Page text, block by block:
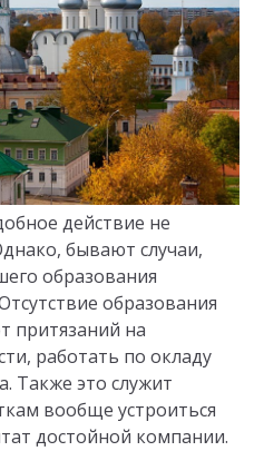
действие не
бывают случаи,
образования
образования
притязаний на
работать по окладу
Также это служит
вообще устроиться
достойной компании.